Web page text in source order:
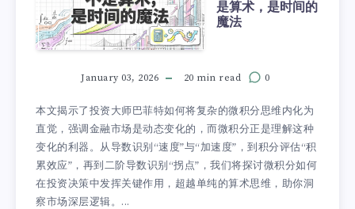
是算术，是时间的
魔法
January 03, 2026 20 min read 0
本文揭示了投资大师巴菲特如何将复杂的微积分思维内化为
直觉，强调金融市场是动态变化的，而微积分正是理解这种
变化的利器。从导数识别“速度”与“加速度”，到积分评估“积
累效应”，再到二阶导数识别“拐点”，我们将探讨微积分如何
在投资决策中发挥关键作用，超越单纯的算术思维，助你洞
察市场深层逻辑。...